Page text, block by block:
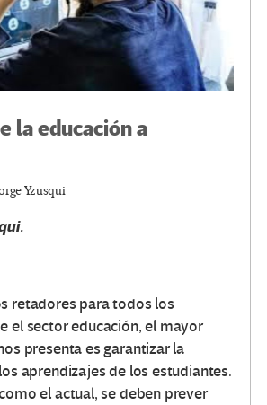
la educación a
Yzusqui
retadores para todos los
el sector educación, el mayor
presenta es garantizar la
aprendizajes de los estudiantes.
el actual, se deben prever